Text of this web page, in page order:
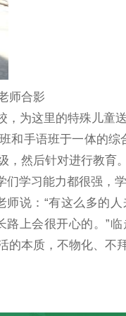
师合影
为这里的特殊儿童送
手语班于一体的
然后针对进行教育
学习能力都很强，学
说：“有这么多的
上会很开心的。”
本质，不物化、不